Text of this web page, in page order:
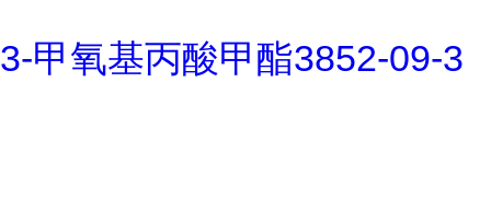
3-甲氧基丙酸甲酯3852-09-3